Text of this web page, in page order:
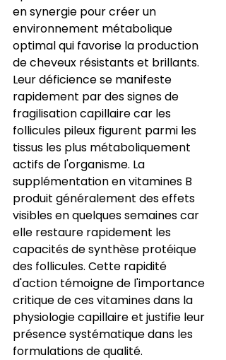
en synergie pour créer un
environnement métabolique
optimal qui favorise la production
de cheveux résistants et brillants.
Leur déficience se manifeste
rapidement par des signes de
fragilisation capillaire car les
follicules pileux figurent parmi les
tissus les plus métaboliquement
actifs de l'organisme. La
supplémentation en vitamines B
produit généralement des effets
visibles en quelques semaines car
elle restaure rapidement les
capacités de synthèse protéique
des follicules. Cette rapidité
d'action témoigne de l'importance
critique de ces vitamines dans la
physiologie capillaire et justifie leur
présence systématique dans les
formulations de qualité.